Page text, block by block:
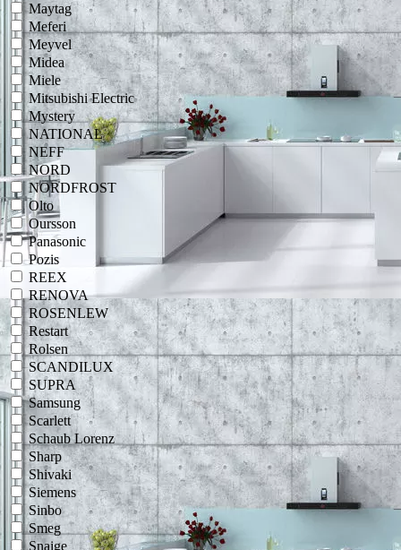
Maytag
Meferi
Meyvel
Midea
Miele
Mitsubishi Electric
Mystery
NATIONAL
NEFF
NORD
NORDFROST
Olto
Oursson
Panasonic
Pozis
REEX
RENOVA
ROSENLEW
Restart
Rolsen
SCANDILUX
SUPRA
Samsung
Scarlett
Schaub Lorenz
Sharp
Shivaki
Siemens
Sinbo
Smeg
Snaige